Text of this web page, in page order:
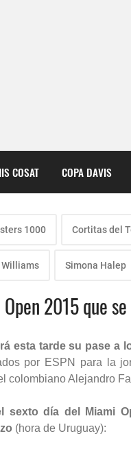
COSAT COPA DAVIS
1000 Cortitas del
Williams Simona Halep
2015 que
esta tarde su pase a
por ESPN para la
colombiano Alejandro
sexto día del Miami
(hora de Uruguay):